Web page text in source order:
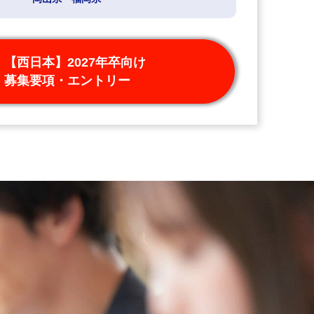
【西日本】2027年卒向け
募集要項・エントリー